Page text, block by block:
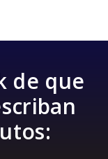
de que